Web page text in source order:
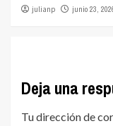
julianp junio 23,
Deja una
Tu dirección de